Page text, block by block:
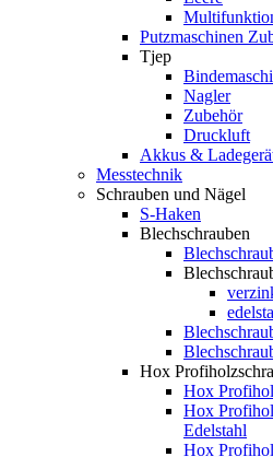
Putzmaschinen
Tjep
Nagler
Zubehör
Druckluft
Akkus &
Messtechnik
Schrauben und Nägel
S-Haken
Blechschrauben
Hox
Hox
Hox
Edelstahl
Hox